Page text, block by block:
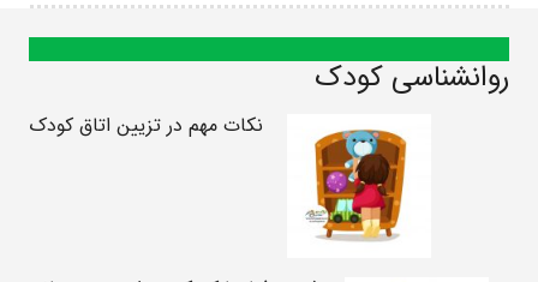
روانشناسی کودک
نکات مهم در تزیین اتاق کودک